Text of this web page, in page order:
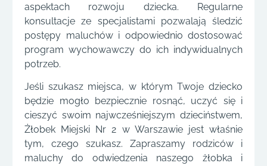
aspektach rozwoju dziecka. Regularne
konsultacje ze specjalistami pozwalają śledzić
postępy maluchów i odpowiednio dostosować
program wychowawczy do ich indywidualnych
potrzeb.
Jeśli szukasz miejsca, w którym Twoje dziecko
będzie mogło bezpiecznie rosnąć, uczyć się i
cieszyć swoim najwcześniejszym dzieciństwem,
Żłobek Miejski Nr 2 w Warszawie jest właśnie
tym, czego szukasz. Zapraszamy rodziców i
maluchy do odwiedzenia naszego żłobka i